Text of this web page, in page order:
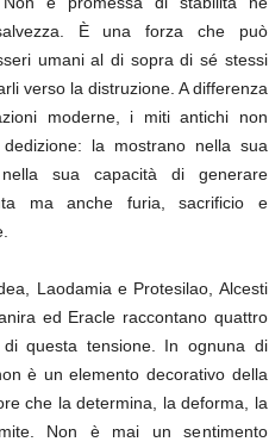
È una forza che può
umani al di sopra di sé stessi
verso la distruzione. A differenza
moderne, i miti antichi non
la mostrano nella sua
nella sua capacità di generare
ma anche furia, sacrificio e
Laodamia e Protesilao, Alcesti
ed Eracle raccontano quattro
questa tensione. In ognuna di
è un elemento decorativo della
che la determina, la deforma, la
Non è mai un sentimento